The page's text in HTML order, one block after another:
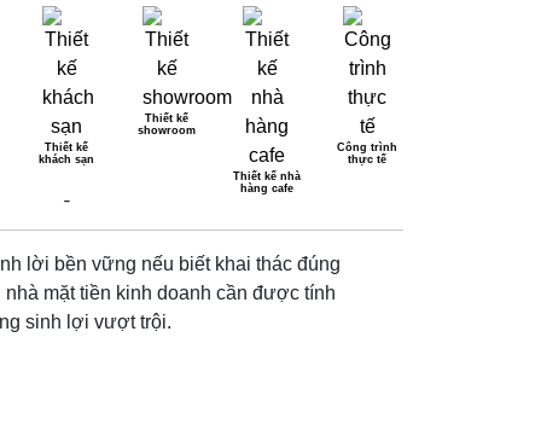
Thiết kế
khách sạn
Thiết kế
showroom
Thiết kế nhà
hàng cafe
Công trình
thực tế
KHÓ RỜI MẮT
lời bền vững nếu biết khai thác đúng
mặt tiền kinh doanh cần được tính
sinh lợi vượt trội.